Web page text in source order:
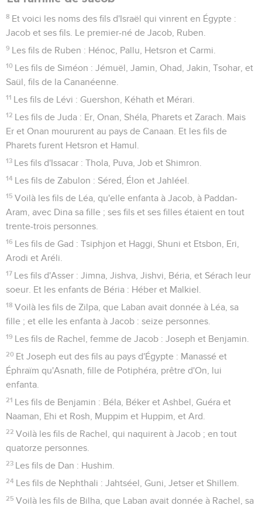
8 Et voici les noms des fils d'Israël qui vinrent en Égypte :
Jacob et ses fils. Le premier-né de Jacob, Ruben.
9 Les fils de Ruben : Hénoc, Pallu, Hetsron et Carmi.
10 Les fils de Siméon : Jémuël, Jamin, Ohad, Jakin, Tsohar, et
Saül, fils de la Cananéenne.
11 Les fils de Lévi : Guershon, Kéhath et Mérari.
12 Les fils de Juda : Er, Onan, Shéla, Pharets et Zarach. Mais
Er et Onan moururent au pays de Canaan. Et les fils de
Pharets furent Hetsron et Hamul.
13 Les fils d'Issacar : Thola, Puva, Job et Shimron.
14 Les fils de Zabulon : Séred, Élon et Jahléel.
15 Voilà les fils de Léa, qu'elle enfanta à Jacob, à Paddan-
Aram, avec Dina sa fille ; ses fils et ses filles étaient en tout
trente-trois personnes.
16 Les fils de Gad : Tsiphjon et Haggi, Shuni et Etsbon, Eri,
Arodi et Aréli.
17 Les fils d'Asser : Jimna, Jishva, Jishvi, Béria, et Sérach leur
soeur. Et les enfants de Béria : Héber et Malkiel.
18 Voilà les fils de Zilpa, que Laban avait donnée à Léa, sa
fille ; et elle les enfanta à Jacob : seize personnes.
19 Les fils de Rachel, femme de Jacob : Joseph et Benjamin.
20 Et Joseph eut des fils au pays d'Égypte : Manassé et
Éphraïm qu'Asnath, fille de Potiphéra, prêtre d'On, lui
enfanta.
21 Les fils de Benjamin : Béla, Béker et Ashbel, Guéra et
Naaman, Ehi et Rosh, Muppim et Huppim, et Ard.
22 Voilà les fils de Rachel, qui naquirent à Jacob ; en tout
quatorze personnes.
23 Les fils de Dan : Hushim.
24 Les fils de Nephthali : Jahtséel, Guni, Jetser et Shillem.
25 Voilà les fils de Bilha, que Laban avait donnée à Rachel, sa